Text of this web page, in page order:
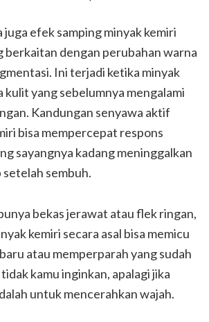
juga efek samping minyak kemiri
berkaitan dengan perubahan warna
Ini terjadi ketika minyak
kulit yang sebelumnya mengalami
Kandungan senyawa aktif
bisa mempercepat respons
sayangnya kadang meninggalkan
setelah sembuh.
bekas jerawat atau flek ringan,
kemiri secara asal bisa memicu
atau memperparah yang sudah
kamu inginkan, apalagi jika
untuk mencerahkan wajah.